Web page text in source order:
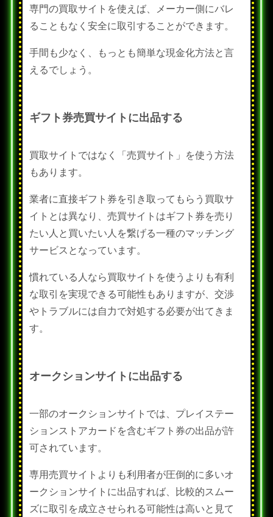
専門の買取サイトを使えば、メーカー側にバレ
ることもなく安全に取引することができます。
手間も少なく、もっとも簡単な現金化方法と言
えるでしょう。
ギフト券売買サイトに出品する
買取サイトではなく「売買サイト」を使う方法
もあります。
業者に直接ギフト券を引き取ってもらう買取サ
イトとは異なり、売買サイトはギフト券を売り
たい人と買いたい人を繋げる一種のマッチング
サービスとなっています。
慣れている人なら買取サイトを使うよりも有利
な取引を実現できる可能性もありますが、交渉
やトラブルには自力で対処する必要が出てきま
す。
オークションサイトに出品する
一部のオークションサイトでは、プレイステー
ションストアカードを含むギフト券の出品が許
可されています。
専用売買サイトよりも利用者が圧倒的に多いオ
ークションサイトに出品すれば、比較的スムー
ズに取引を成立させられる可能性は高いと見て